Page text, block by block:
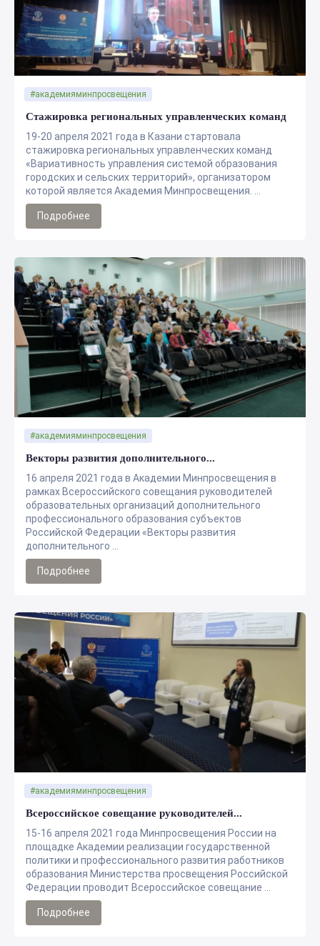
Стажировка региональных управленческих команд
19-20 апреля 2021 года в Казани стартовала
стажировка региональных управленческих команд
«Вариативность управления системой образования
городских и сельских территорий», организатором
которой является Академия Минпросвещения. ...
#академияминпросвещения
Подробнее
Векторы развития дополнительного...
16 апреля 2021 года в Академии Минпросвещения в
рамках Всероссийского совещания руководителей
образовательных организаций дополнительного
профессионального образования субъектов
Российской Федерации «Векторы развития
дополнительного ...
#академияминпросвещения
Подробнее
Всероссийское совещание руководителей...
15-16 апреля 2021 года Минпросвещения России на
площадке Академии реализации государственной
политики и профессионального развития работников
образования Министерства просвещения Российской
Федерации проводит Всероссийское совещание ...
#академияминпросвещения
Подробнее